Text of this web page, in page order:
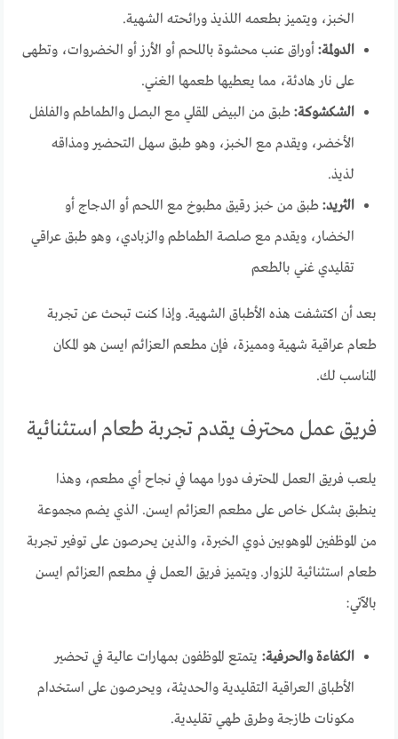
الخبز، ويتميز بطعمه اللذيذ ورائحته الشهية.
الدولمة: أوراق عنب محشوة باللحم أو الأرز أو الخضروات، وتطهى
على نار هادئة، مما يعطيها طعمها الغني.
الشكشوكة: طبق من البيض المقلي مع البصل والطماطم والفلفل
الأخضر، ويقدم مع الخبز، وهو طبق سهل التحضير ومذاقه
لذيذ.
الثريد: طبق من خبز رقيق مطبوخ مع اللحم أو الدجاج أو
الخضار، ويقدم مع صلصة الطماطم والزبادي، وهو طبق عراقي
تقليدي غني بالطعم
بعد أن اكتشفت هذه الأطباق الشهية. وإذا كنت تبحث عن تجربة
طعام عراقية شهية ومميزة، فإن مطعم العزائم ايسن هو المكان
المناسب لك.
فريق عمل محترف يقدم تجربة طعام استثنائية
يلعب فريق العمل المحترف دورا مهما في نجاح أي مطعم، وهذا
ينطبق بشكل خاص على مطعم العزائم ايسن. الذي يضم مجموعة
من الموظفين الموهوبين ذوي الخبرة، والذين يحرصون على توفير تجربة
طعام استثنائية للزوار. ويتميز فريق العمل في مطعم العزائم ايسن
بالآتي:
الكفاءة والحرفية: يتمتع الموظفون بمهارات عالية في تحضير
الأطباق العراقية التقليدية والحديثة، ويحرصون على استخدام
مكونات طازجة وطرق طهي تقليدية.